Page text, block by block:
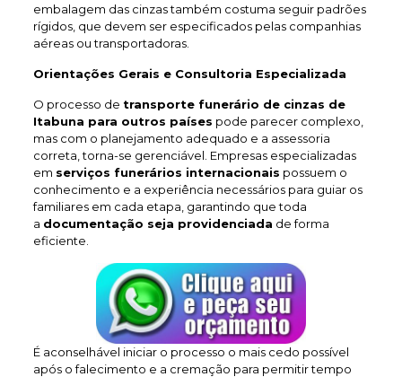
embalagem das cinzas também costuma seguir padrões
rígidos, que devem ser especificados pelas companhias
aéreas ou transportadoras.
Orientações Gerais e Consultoria Especializada
O processo de transporte funerário de cinzas de
Itabuna para outros países pode parecer complexo,
mas com o planejamento adequado e a assessoria
correta, torna-se gerenciável. Empresas especializadas
em serviços funerários internacionais possuem o
conhecimento e a experiência necessários para guiar os
familiares em cada etapa, garantindo que toda
a documentação seja providenciada de forma
eficiente.
É aconselhável iniciar o processo o mais cedo possível
após o falecimento e a cremação para permitir tempo